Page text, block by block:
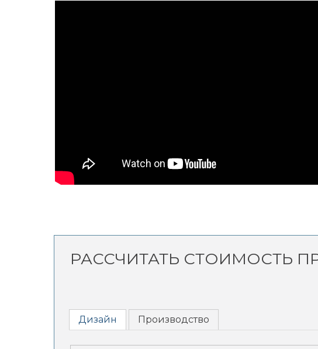
РАССЧИТАТЬ СТОИМОСТЬ
Дизайн Производство